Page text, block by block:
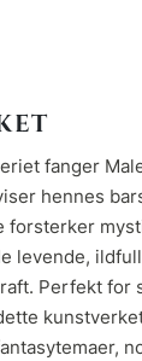
fanger
hennes
forsterker
levende,
Perfekt for